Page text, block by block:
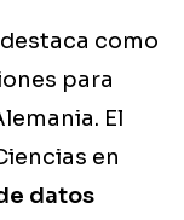
como
para
El
en
datos